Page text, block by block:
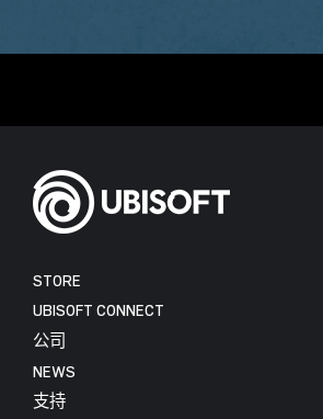
STORE
UBISOFT CONNECT
公司
NEWS
支持